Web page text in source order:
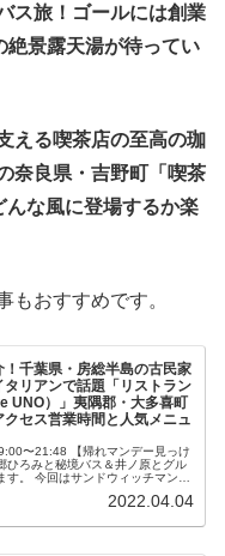
ス旅！ゴールには創業
絶景露天湯が待ってい
える喫茶店の至高の珈
奈良県・吉野町「喫茶
んな風に登場するか楽
もおすすめです。
！千葉県・房総半島の古民家
タリアンで話題「リストラン
UNO）」夷隅郡・大多喜町
セス営業時間と人気メニュ
〜21:48 【帰れマンデー見っけ
ろみと秘境バス＆井ノ原とグル
す。 今回はサンドウィッチマンの
2022.04.04